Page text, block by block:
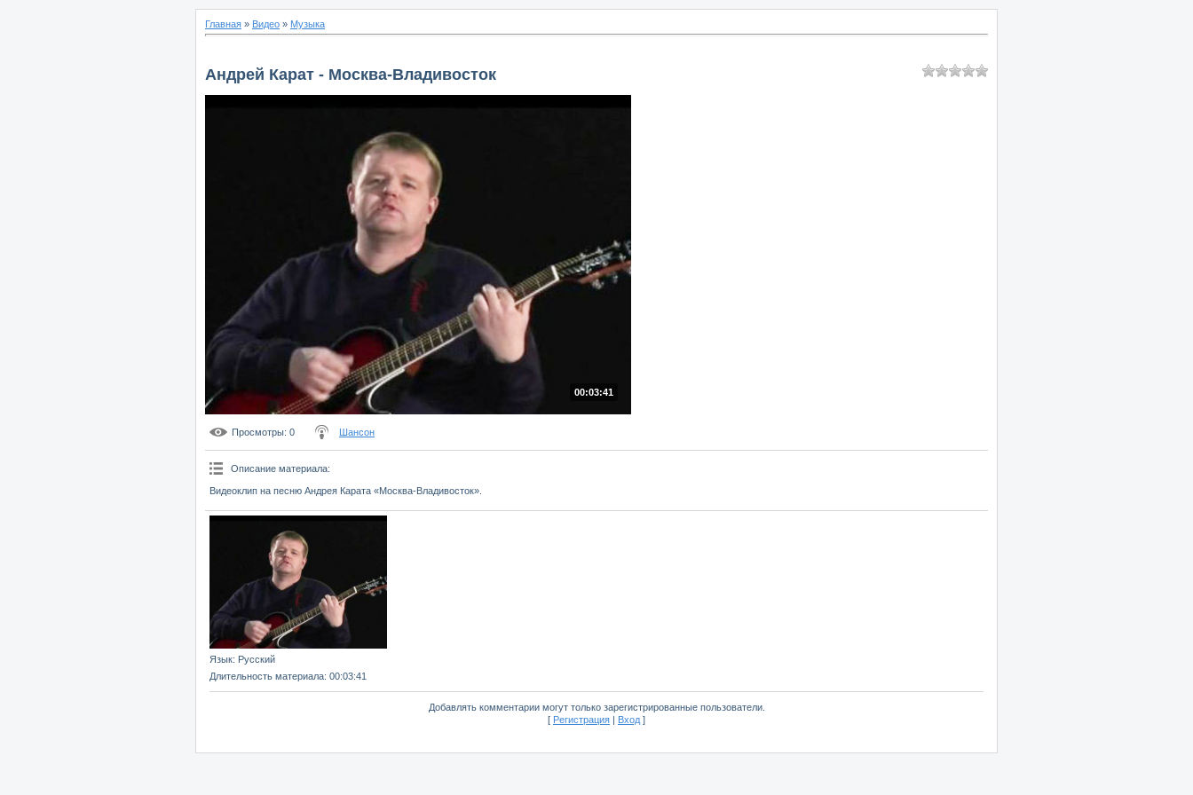
Главная » Видео » Музыка
Андрей Карат - Москва-Владивосток
00:03:41
Просмотры: 0 Шансон
Описание материала:
Видеоклип на песню Андрея Карата «Москва-Владивосток».
Язык: Русский
Длительность материала: 00:03:41
Добавлять комментарии могут только зарегистрированные пользователи.
[ Регистрация | Вход ]